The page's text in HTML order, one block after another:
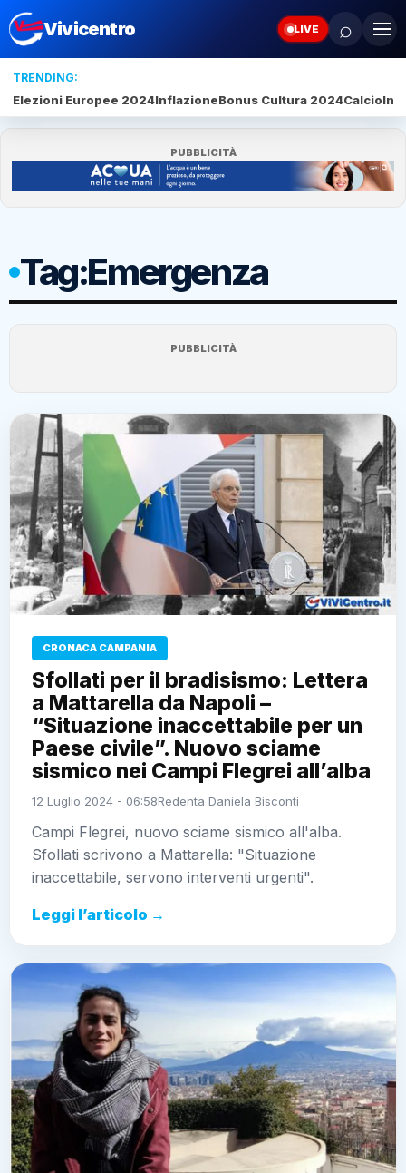
Vivicentro LIVE ⌕
TRENDING:
Elezioni Europee 2024InflazioneBonus Cultura 2024Calcio
PUBBLICITÀ
Tag:Emergenza
PUBBLICITÀ
CRONACA CAMPANIA
Sfollati per il bradisismo: Lettera
a Mattarella da Napoli –
“Situazione inaccettabile per un
Paese civile”. Nuovo sciame
sismico nei Campi Flegrei all’alba
12 Luglio 2024 - 06:58Redenta Daniela Bisconti
Campi Flegrei, nuovo sciame sismico all'alba.
Sfollati scrivono a Mattarella: "Situazione
inaccettabile, servono interventi urgenti".
Leggi l’articolo →